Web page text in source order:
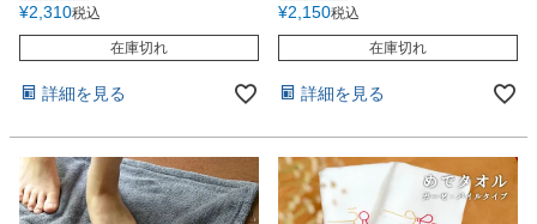
¥2,310税込
在庫切れ
詳細を見る
¥2,150税込
在庫切れ
詳細を見る